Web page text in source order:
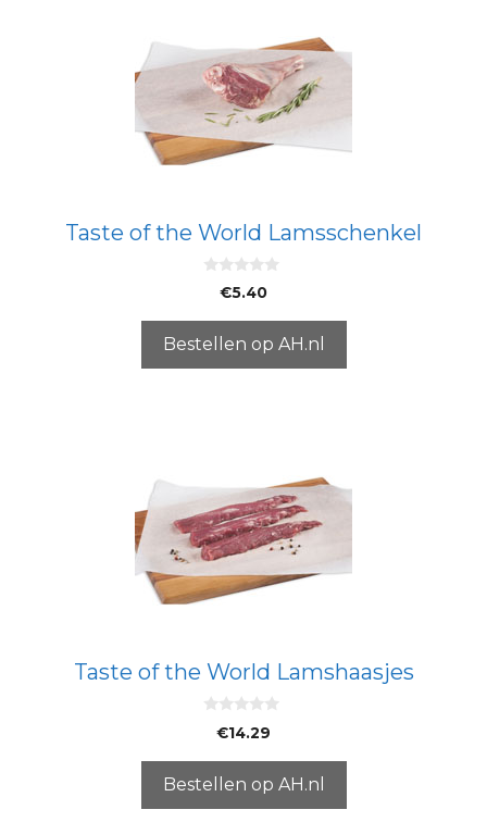
Taste of the World Lamsschenkel
5
€5.40
Bestellen op AH.nl
Taste of the World Lamshaasjes
5
€14.29
Bestellen op AH.nl